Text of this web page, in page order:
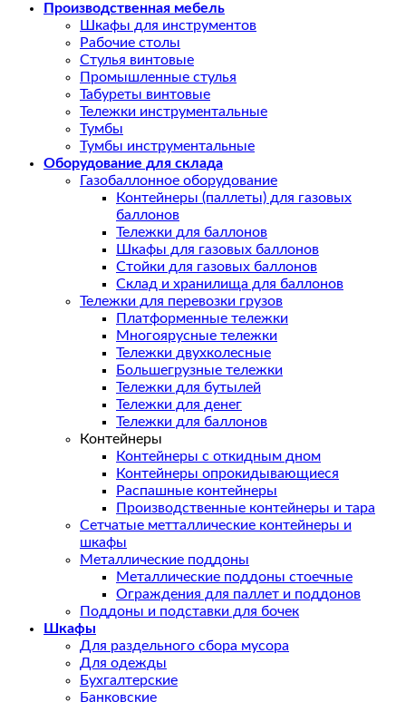
Производственная мебель
Шкафы для инструментов
Рабочие столы
Стулья винтовые
Промышленные стулья
Табуреты винтовые
Тележки инструментальные
Тумбы
Тумбы инструментальные
Оборудование для склада
Газобаллонное оборудование
Контейнеры (паллеты) для газовых
баллонов
Тележки для баллонов
Шкафы для газовых баллонов
Стойки для газовых баллонов
Склад и хранилища для баллонов
Тележки для перевозки грузов
Платформенные тележки
Многоярусные тележки
Тележки двухколесные
Большегрузные тележки
Тележки для бутылей
Тележки для денег
Тележки для баллонов
Контейнеры
Контейнеры с откидным дном
Контейнеры опрокидывающиеся
Распашные контейнеры
Производственные контейнеры и тара
Сетчатые метталлические контейнеры и
шкафы
Металлические поддоны
Металлические поддоны стоечные
Ограждения для паллет и поддонов
Поддоны и подставки для бочек
Шкафы
Для раздельного сбора мусора
Для одежды
Бухгалтерские
Банковские